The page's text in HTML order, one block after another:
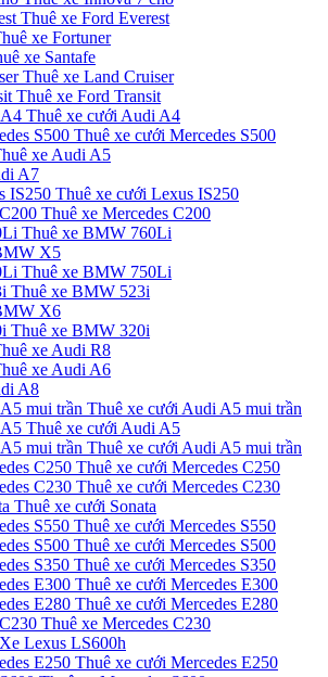
Thuê xe Ford Everest
xe Fortuner
xe Santafe
Thuê xe Land Cruiser
Thuê xe Ford Transit
Thuê xe cưới Audi A4
Thuê xe cưới Mercedes S500
xe Audi A5
A7
Thuê xe cưới Lexus IS250
Thuê xe Mercedes C200
Thuê xe BMW 760Li
X5
Thuê xe BMW 750Li
Thuê xe BMW 523i
X6
Thuê xe BMW 320i
xe Audi R8
xe Audi A6
A8
Thuê xe cưới Audi A5 mui trần
Thuê xe cưới Audi A5
Thuê xe cưới Audi A5 mui trần
Thuê xe cưới Mercedes C250
Thuê xe cưới Mercedes C230
Thuê xe cưới Sonata
Thuê xe cưới Mercedes S550
Thuê xe cưới Mercedes S500
Thuê xe cưới Mercedes S350
Thuê xe cưới Mercedes E300
Thuê xe cưới Mercedes E280
Thuê xe Mercedes C230
Xe Lexus LS600h
Thuê xe cưới Mercedes E250